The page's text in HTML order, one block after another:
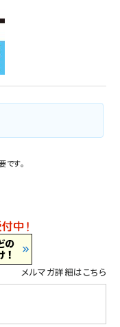
です。
メルマガ詳細はこちら